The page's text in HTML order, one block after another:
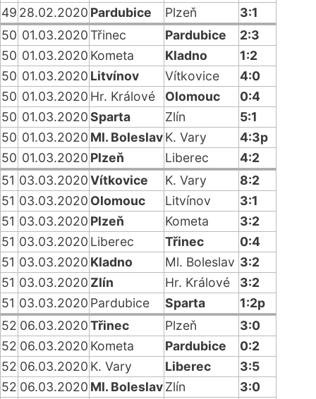
49 28.02.2020 Pardubice Plzeň
3:1
50 01.03.2020Třinec Pardubice
2:3
50 01.03.2020 Kometa Kladno
1:2
50 01.03.2020 Litvínov Vítkovice
4:0
50 01.03.2020 Hr. Králové Olomouc
0:4
50 01.03.2020Sparta Zlín
5:1
50 01.03.2020 Ml. BoleslavK. Vary
4:3p
50 01.03.2020 Plzeň Liberec
4:2
51 03.03.2020Vítkovice K. Vary
8:2
51 03.03.2020 Olomouc Litvínov
3:1
51 03.03.2020 Plzeň Kometa
3:2
51 03.03.2020 Liberec Třinec
0:4
51 03.03.2020 Kladno Ml. Boleslav 3:2
51 03.03.2020 Zlín Hr. Králové
3:2
51 03.03.2020 Pardubice Sparta
1:2p
52 06.03.2020Třinec Plzeň
3:0
52 06.03.2020 Kometa Pardubice
0:2
52 06.03.2020 K. Vary Liberec
3:5
52 06.03.2020 Ml. BoleslavZlín
3:0